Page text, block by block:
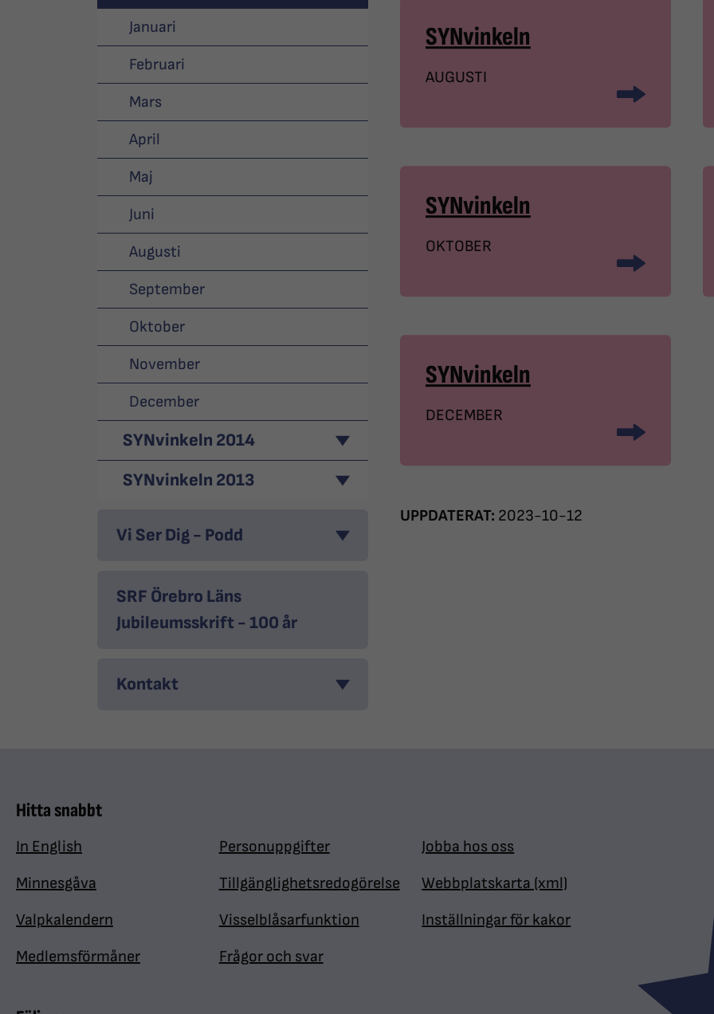
Januari
Februari
Mars
April
Maj
Juni
Augusti
September
Oktober
November
December
SYNvinkeln 2014
SYNvinkeln 2013
Vi Ser Dig - Podd
SRF Örebro Läns
Jubileumsskrift - 100 år
Kontakt
SYNvinkeln
AUGUSTI
SYNvinkeln
OKTOBER
SYNvinkeln
DECEMBER
UPPDATERAT: 2023-10-12
Hitta snabbt
In English
Minnesgåva
Valpkalendern
Medlemsförmåner
Personuppgifter
Tillgänglighetsredogörelse
Visselblåsarfunktion
Frågor och svar
Jobba hos oss
Webbplatskarta (xml)
Inställningar för kakor